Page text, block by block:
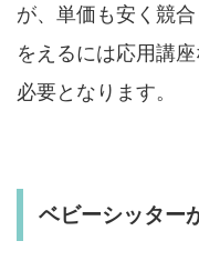
が、単価も安く競
をえるには応用講
必要となります。
ベビーシッター